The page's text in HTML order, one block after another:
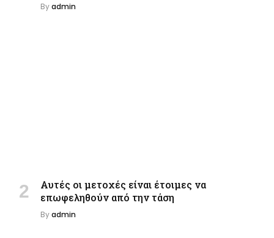
Byadmin
Αυτές οι μετοχές είναι έτοιμες να
επωφεληθούν από την τάση
Byadmin